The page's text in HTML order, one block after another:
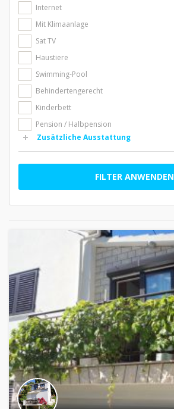
Internet
Mit Klimaanlage
Sat TV
Haustiere
Swimming-Pool
Behindertengerecht
Kinderbett
Pension / Halbpension
Zusätzliche Ausstattung
FILTER ANWENDEN